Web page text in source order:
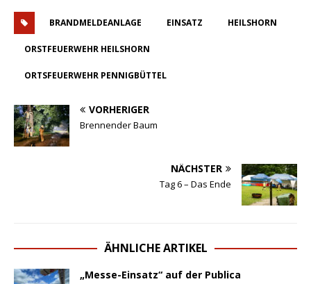
BRANDMELDEANLAGE EINSATZ HEILSHORN
ORSTFEUERWEHR HEILSHORN
ORTSFEUERWEHR PENNIGBÜTTEL
VORHERIGER
Brennender Baum
NÄCHSTER
Tag 6 – Das Ende
ÄHNLICHE ARTIKEL
„Messe-Einsatz“ auf der Publica